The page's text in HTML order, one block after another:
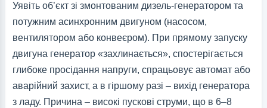
Уявіть об’єкт зі змонтованим дизель-генератором та
потужним асинхронним двигуном (насосом,
вентилятором або конвеєром). При прямому запуску
двигуна генератор «захлинається», спостерігається
глибоке просідання напруги, спрацьовує автомат або
аварійний захист, а в гіршому разі – вихід генератора
з ладу. Причина – високі пускові струми, що в 6–8